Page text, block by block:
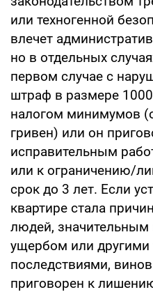
или техногенной
влечет
но в отдельных
первом случае с
штраф в размере
налогом минимумов
гривен) или он
исправительным
или к ограничению/
срок до 3 лет. Если
квартире стала
людей,
ущербом или
последствиями,
приговорен к